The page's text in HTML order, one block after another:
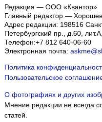
Редакция — ООО «Квантор»
Главный редактор —
Адрес редакции: 198516
Петербургский пр., д.60,
Телефон:+7 812 640-06-60
Электронная почта:
Политика
Пользовательское
О фотографиях и других
Мнение редакции не всегда
статей.